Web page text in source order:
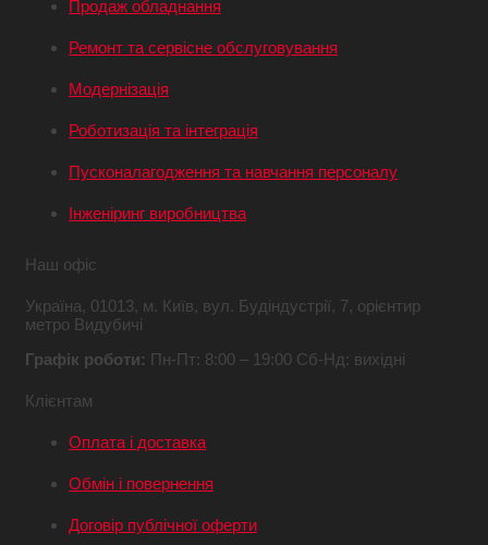
Продаж обладнання
Ремонт та сервісне обслуговування
Модернізація
Роботизація та інтеграція
Пусконалагодження та навчання персоналу
Інженіринг виробництва
Наш офіс
Україна, 01013, м. Київ, вул. Будіндустрії, 7, орієнтир
метро Видубичі
Графік роботи: Пн-Пт: 8:00 – 19:00 Сб-Нд: вихідні
Клієнтам
Оплата і доставка
Обмін і повернення
Договір публічної оферти